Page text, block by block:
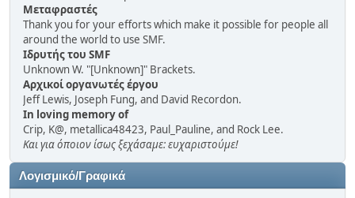
Μεταφραστές
Thank you for your efforts which make it possible for people all
around the world to use SMF.
Ιδρυτής του SMF
Unknown W. "[Unknown]" Brackets.
Αρχικοί οργανωτές έργου
Jeff Lewis, Joseph Fung, and David Recordon.
In loving memory of
Crip, K@, metallica48423, Paul_Pauline, and Rock Lee.
Και για όποιον ίσως ξεχάσαμε: ευχαριστούμε!
Λογισμικό/Γραφικά